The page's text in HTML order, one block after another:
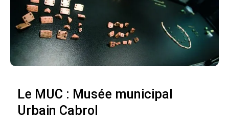
Le MUC : Musée municipal
Urbain Cabrol